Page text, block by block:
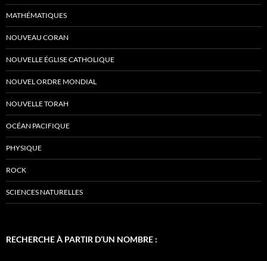
MATHÉMATIQUES
NOUVEAU CORAN
NOUVELLE ÉGLISE CATHOLIQUE
NOUVEL ORDRE MONDIAL
NOUVELLE TORAH
OCÉAN PACIFIQUE
PHYSIQUE
ROCK
SCIENCES NATURELLES
RECHERCHE À PARTIR D’UN NOMBRE :